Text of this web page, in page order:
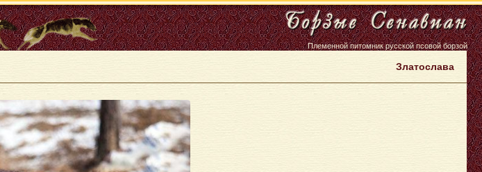
Племенной питомник русской псовой борзой
Златослава